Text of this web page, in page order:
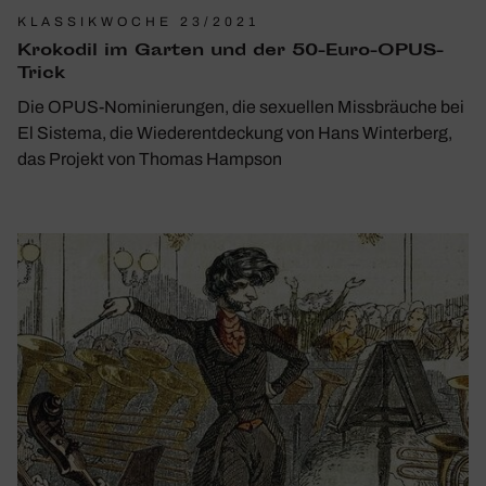
KLASSIKWOCHE 23/2021
Krokodil im Garten und der 50-Euro-OPUS-
Trick
Die OPUS-Nominierungen, die sexuellen Missbräuche bei
El Sistema, die Wiederentdeckung von Hans Winterberg,
das Projekt von Thomas Hampson